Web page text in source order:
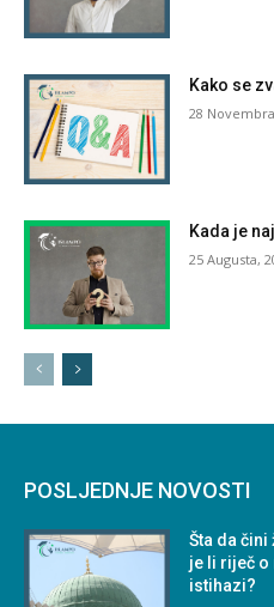
Kako se
28
Kada je
25 Augusta,
POSLJEDNJE NOVOSTI
Šta da
je li riječ o
istihazi?